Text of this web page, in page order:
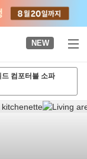
NEW
컴포터블 소파